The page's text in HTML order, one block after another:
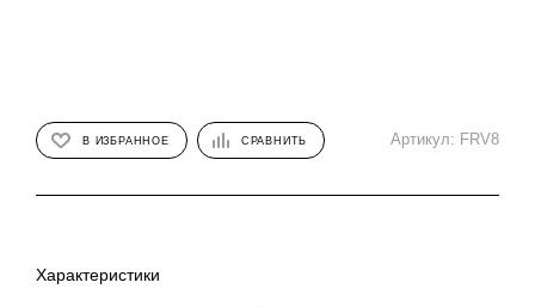
В ИЗБРАННОЕ СРАВНИТЬ Артикул: FRV8
Характеристики